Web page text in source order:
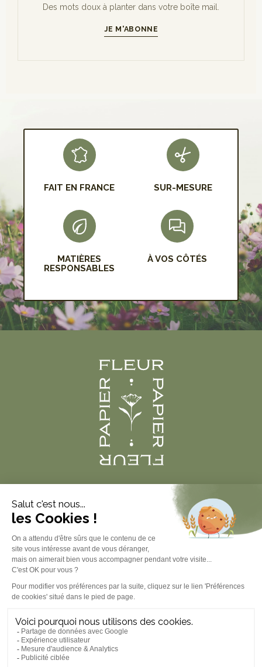
Des mots doux à planter dans votre boîte mail.
JE M'ABONNE
S'INSCRIRE
FAIT EN FRANCE SUR-MESURE
MATIÈRES
RESPONSABLES
À VOS CÔTÉS
Produits
À propos
Informations légales